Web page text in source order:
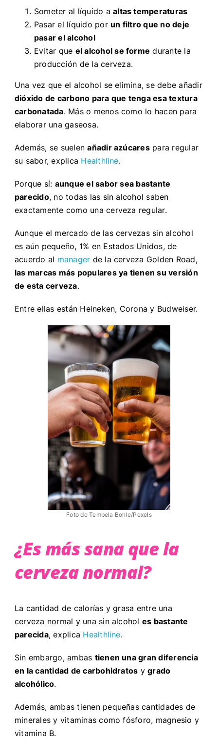
Someter al líquido aaltas temperaturas
Pasar el líquido por un filtro que no deje
pasar el alcohol
Evitar que el alcohol se forme durante la
producción de la cerveza.
Una vez que el alcohol se elimina, se debe añadir
dióxido de carbono para que tenga esa textura
carbonatada. Más o menos como lo hacen para
elaborar una gaseosa.
Además, se suelenañadir azúcarespara regular
su sabor, explica Healthline.
Porque sí: aunque el sabor sea bastante
parecido, no todas las sin alcohol saben
exactamente como una cerveza regular.
Aunque el mercado de las cervezas sin alcohol
es aún pequeño, 1% en Estados Unidos, de
acuerdo al manager de la cerveza Golden Road,
las marcas más populares ya tienen su versión
de esta cerveza.
Entre ellas están Heineken, Corona y Budweiser.
Foto de Tembela Bohle/Pexels
¿Es más sana que la
cerveza normal?
La cantidad de calorías y grasa entre una
cerveza normal y una sin alcohol es bastante
parecida, explica Healthline.
Sin embargo, ambas tienen una gran diferencia
en la cantidad de carbohidratos ygrado
alcohólico.
Además, ambas tienen pequeñas cantidades de
minerales y vitaminas como fósforo, magnesio y
vitamina B.